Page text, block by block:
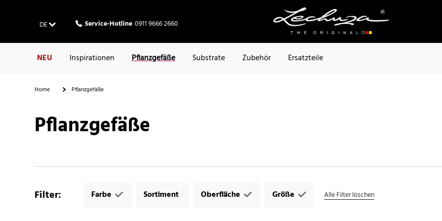
DE Service-Hotline 0911 9666 2660
NEU Inspirationen Pflanzgefäße Substrate Zubehör Ersatzteile
Home Pflanzgefäße
Pflanzgefäße
Filter: Farbe Sortiment Oberfläche Größe Alle Filter löschen